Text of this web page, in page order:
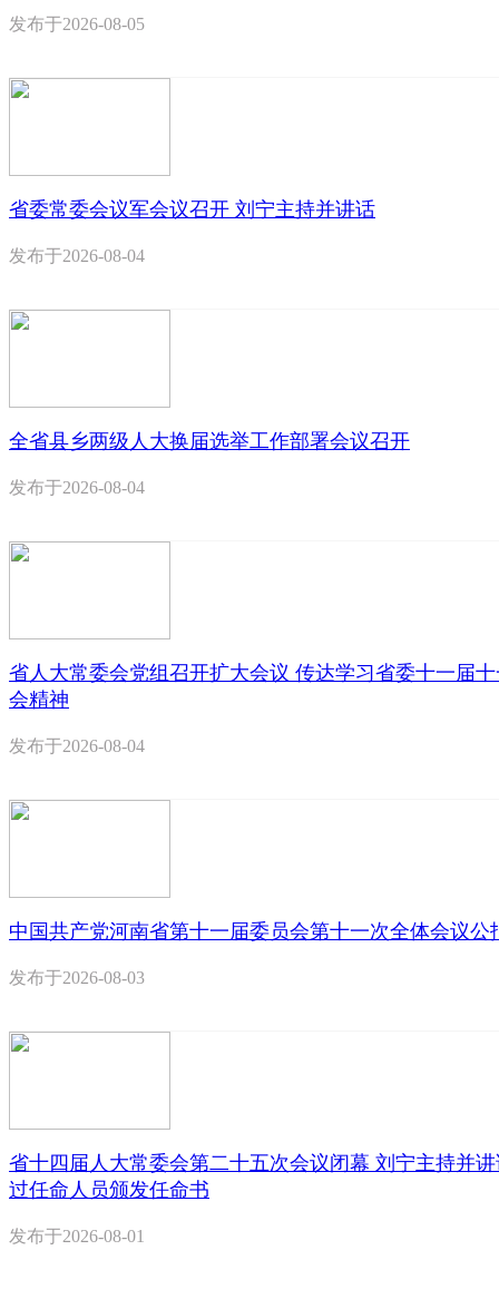
发布于2026-08-05
省委常委会议军会议召开 刘宁主持并讲话
发布于2026-08-04
全省县乡两级人大换届选举工作部署会议召开
发布于2026-08-04
省人大常委会党组召开扩大会议 传达学习省委十一届
会精神
发布于2026-08-04
中国共产党河南省第十一届委员会第十一次全体会议公
发布于2026-08-03
省十四届人大常委会第二十五次会议闭幕 刘宁主持并
过任命人员颁发任命书
发布于2026-08-01